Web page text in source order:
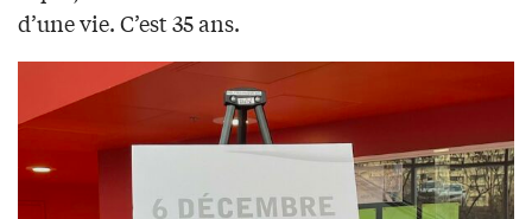
d’une vie. C’est 35 ans.